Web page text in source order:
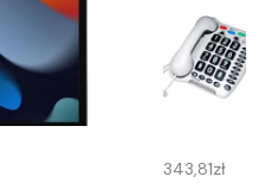
343,81zł